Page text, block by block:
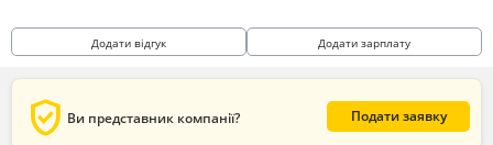
Додати відгук Додати зарплату
verified_user Ви представник компанії? Подати заявку